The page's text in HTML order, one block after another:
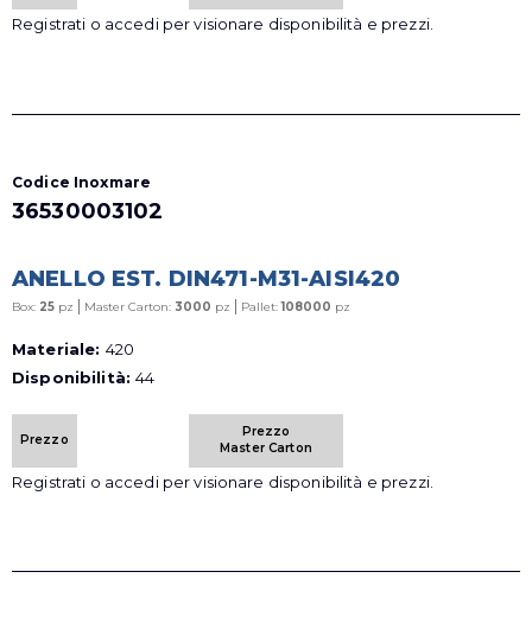
Registrati o accedi per visionare disponibilità e prezzi.
Codice Inoxmare
36530003102
ANELLO EST. DIN471-M31-AISI420
Box: 25 pz | Master Carton: 3000 pz | Pallet:108000 pz
Materiale: 420
Disponibilità:44
Prezzo
Prezzo
Master Carton
Registrati o accedi per visionare disponibilità e prezzi.